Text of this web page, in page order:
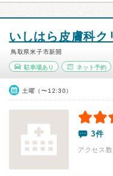
いしはら皮膚科ク
鳥取県米子市新開
駐車場あり ネット予約
土曜（〜12:30）
3件
アクセス